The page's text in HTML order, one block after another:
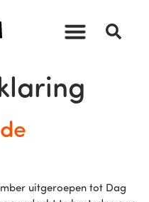
uitgeroepen tot Dag